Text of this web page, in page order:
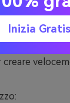
Kung Fu di
Hailuo AI
video
Inizia